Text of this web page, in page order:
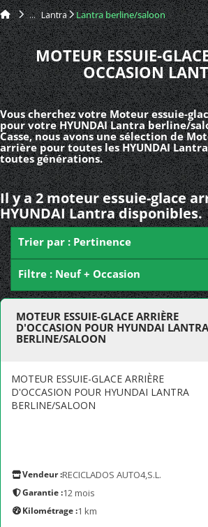
Lantra Lantra berline/saloon
MOTEUR ESSUIE-
OCCASION
Vous cherchez votre Moteur essuie-
pour votre HYUNDAI Lantra berline/
Casse, nous avons une sélection de
arrière pour toutes les HYUNDAI
toutes générations.
Il y a 2 moteur essuie-glace
HYUNDAI Lantra disponibles.
Trier par : Pertinence
Filtre : Neuf + Occasion
MOTEUR ESSUIE-GLACE ARRIÈRE
D'OCCASION POUR HYUNDAI LANTRA
BERLINE/SALOON
MOTEUR ESSUIE-GLACE ARRIÈRE
D'OCCASION POUR HYUNDAI LANTRA
BERLINE/SALOON
Vendeur :RECICLADOS AUTO4,S.L.
Garantie :12 mois
Kilométrage :1 km